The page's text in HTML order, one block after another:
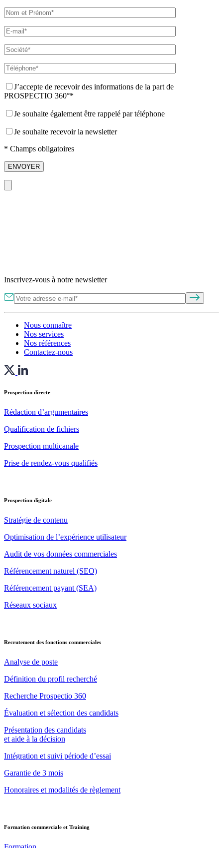
J’accepte de recevoir des informations de la part de
PROSPECTIO 360°*
Je souhaite également être rappelé par téléphone
Je souhaite recevoir la newsletter
* Champs obligatoires
ENVOYER
Inscrivez-vous à notre newsletter
Nous connaître
Nos services
Nos références
Contactez-nous
Prospection directe
Rédaction d’argumentaires
Qualification de fichiers
Prospection multicanale
Prise de rendez-vous qualifiés
Prospection digitale
Stratégie de contenu
Optimisation de l’expérience utilisateur
Audit de vos données commerciales
Référencement naturel (SEO)
Référencement payant (SEA)
Réseaux sociaux
Recrutement des fonctions commerciales
Analyse de poste
Définition du profil recherché
Recherche Prospectio 360
Évaluation et sélection des candidats
Présentation des candidats
et aide à la décision
Intégration et suivi période d’essai
Garantie de 3 mois
Honoraires et modalités de règlement
Formation commerciale et Training